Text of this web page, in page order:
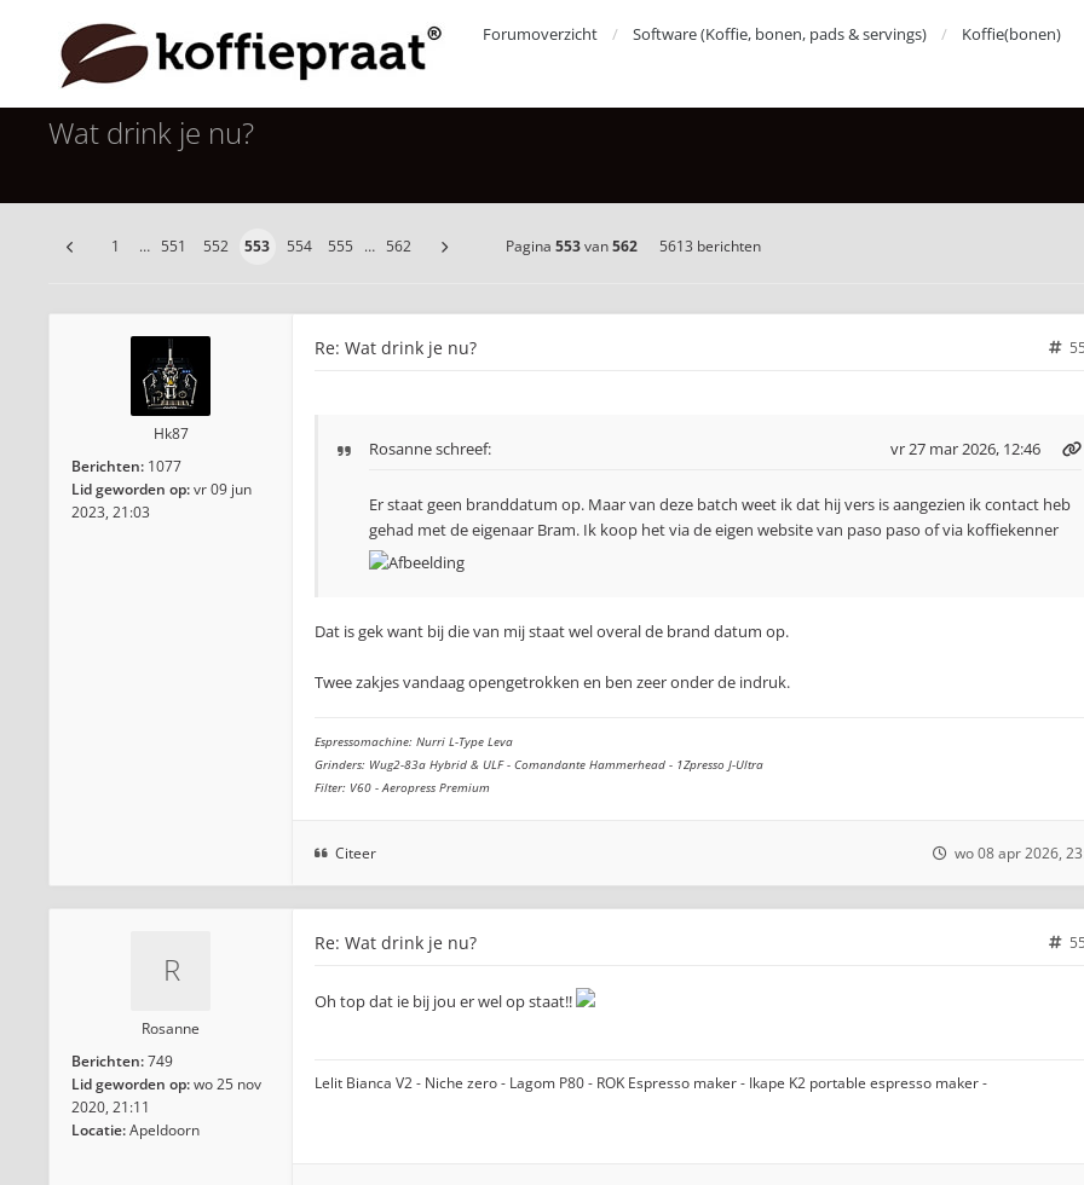
Forumoverzicht Software (Koffie, bonen, pads & servings) Koffie(bonen)
Wat drink je nu?
1 … 551 552 553 554 555 … 562 Pagina 553van562 5613 berichten
Hk87
Berichten: 1077
Lid geworden op:vr 09 jun
2023, 21:03
Re: Wat drink je nu?
Rosanneschreef: vr 27 mar 2026, 12:46
Er staat geen branddatum op. Maar van deze batch weet ik dat hij vers is aangezien ik contact heb
gehad met de eigenaar Bram. Ik koop het via de eigen website van paso paso of via koffiekenner
Dat is gek want bij die van mij staat wel overal de brand datum op.
Twee zakjes vandaag opengetrokken en ben zeer onder de indruk.
Espressomachine: Nurri L-Type Leva
Grinders: Wug2-83a Hybrid & ULF - Comandante Hammerhead - 1Zpresso J-Ultra
Filter: V60 - Aeropress Premium
Citeer wo 08 apr 2026,
Rosanne
Berichten:749
Lid geworden op:wo 25 nov
2020, 21:11
Locatie:Apeldoorn
Re: Wat drink je nu?
Oh top dat ie bij jou er wel op staat!!
Lelit Bianca V2 - Niche zero - Lagom P80 - ROK Espresso maker - Ikape K2 portable espresso maker -